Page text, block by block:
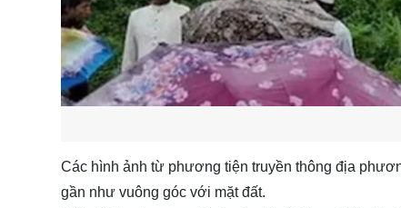
Các hình ảnh từ phương tiện truyền thông địa
gần như vuông góc với mặt đất.